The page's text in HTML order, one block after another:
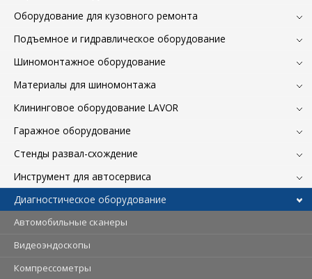
Оборудование для кузовного ремонта
Подъемное и гидравлическое оборудование
Шиномонтажное оборудование
Материалы для шиномонтажа
Клининговое оборудование LAVOR
Гаражное оборудование
Стенды развал-схождение
Инструмент для автосервиса
Диагностическое оборудование
Автомобильные сканеры
Видеоэндоскопы
Компрессометры